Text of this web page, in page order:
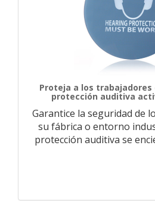
Proteja a los
protección auditiva
Garantice la seguridad de
su fábrica o entorno
protección auditiva se